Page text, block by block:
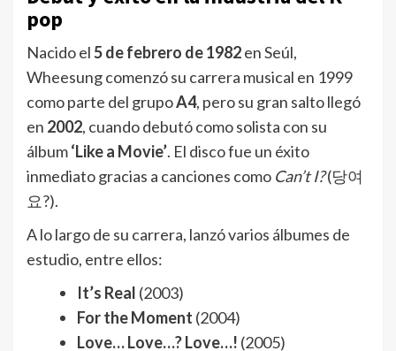
pop
Nacido el5 de febrero de 1982en Seúl,
Wheesung comenzó su carrera musical en 1999
como parte del grupoA4, pero su gran salto llegó
en 2002, cuando debutó como solista con su
álbum‘Like a Movie’. El disco fue un éxito
inmediato gracias a canciones como Can’t I?(당여
요?).
A lo largo de su carrera, lanzó varios álbumes de
estudio, entre ellos:
It’s Real (2003)
For the Moment (2004)
Love… Love…? Love…! (2005)